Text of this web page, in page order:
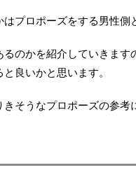
プロポーズをする男性側
のかを紹介していきます
良いかと思います。
そうなプロポーズの参考